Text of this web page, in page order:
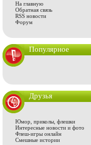
На главную
Обратная связь
RSS новости
Форум
Популярное
Друзья
Юмор, приколы, флешки
Интересные новости и фото
Флеш-игры онлайн
Смешные истории